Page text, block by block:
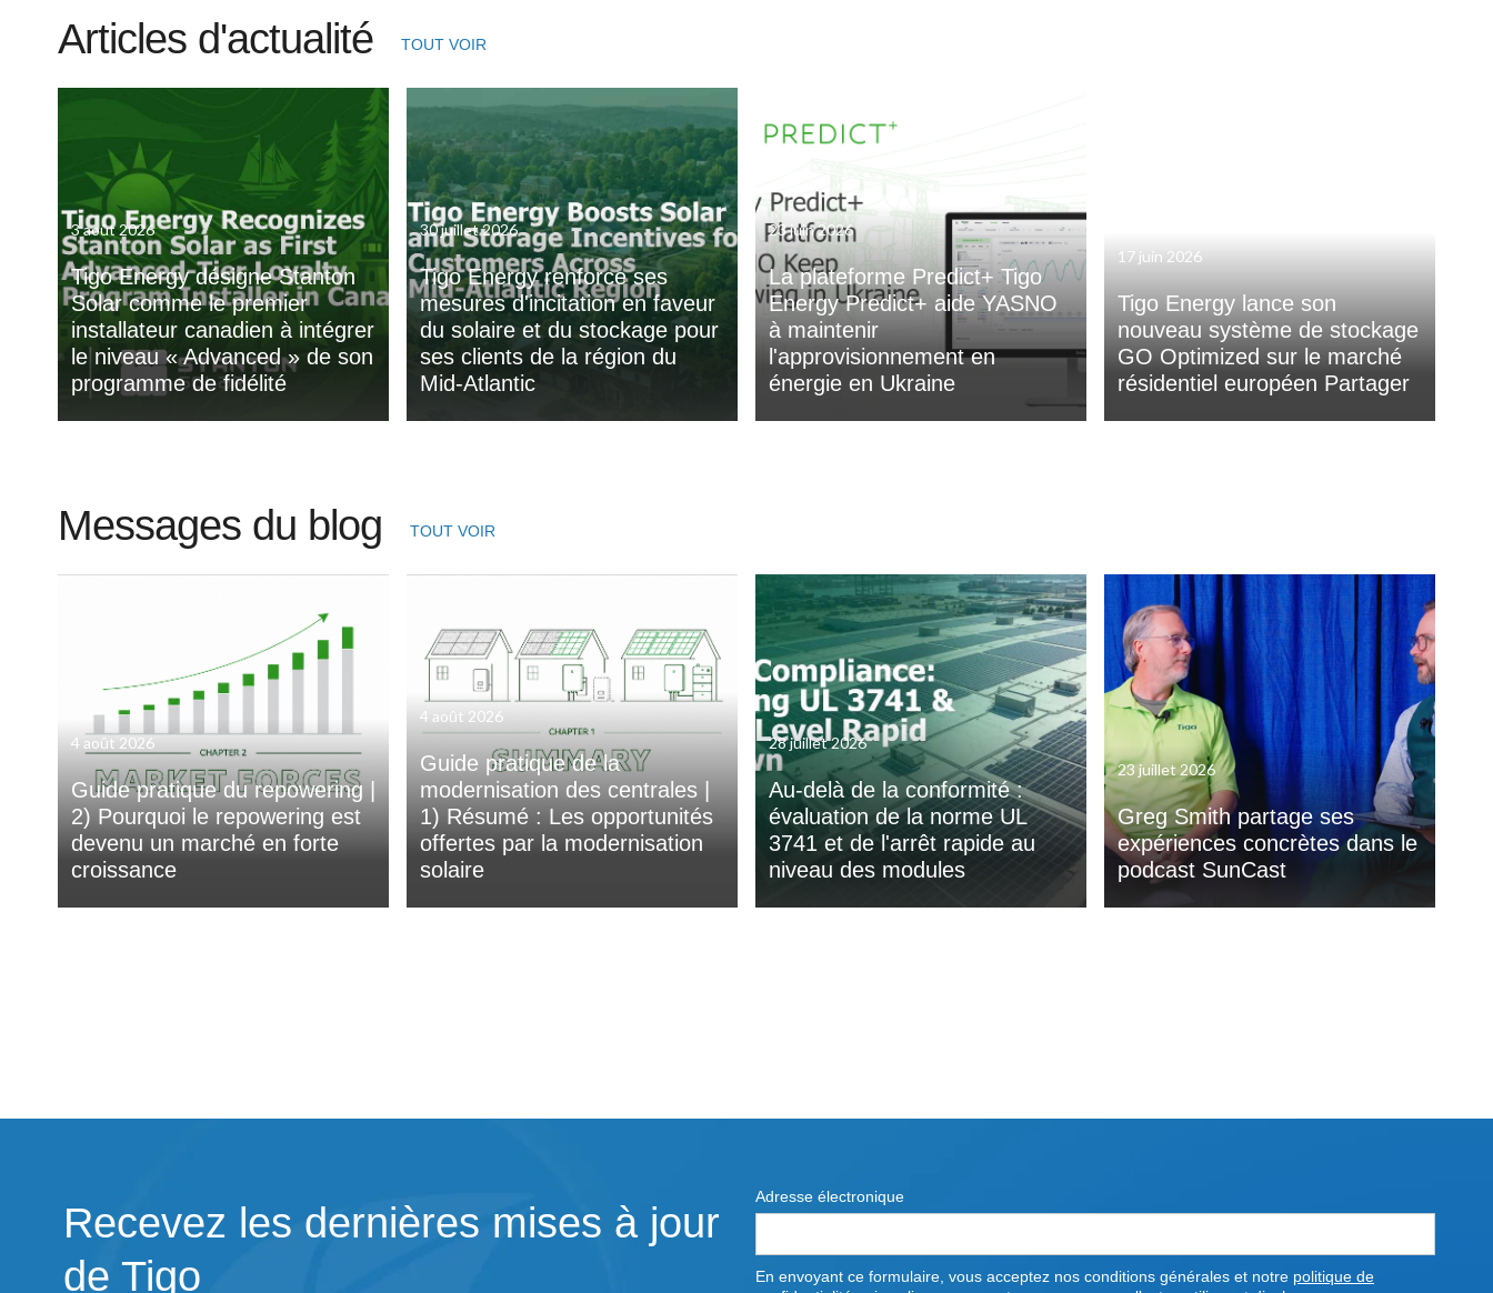
Articles d'actualité TOUT VOIR
3 août 2026
Tigo Energy désigne Stanton
Solar comme le premier
installateur canadien à intégrer
le niveau « Advanced » de son
programme de fidélité
30 juillet 2026
Tigo Energy renforce ses
mesures d'incitation en faveur
du solaire et du stockage pour
ses clients de la région du
Mid-Atlantic
23 juin 2026
La plateforme Predict+ Tigo
Energy Predict+ aide YASNO
à maintenir
l'approvisionnement en
énergie en Ukraine
17 juin 2026
Tigo Energy lance son
nouveau système de stockage
GO Optimized sur le marché
résidentiel européen Partager
Messages du blog TOUT VOIR
4 août 2026
Guide pratique du repowering |
2) Pourquoi le repowering est
devenu un marché en forte
croissance
4 août 2026
Guide pratique de la
modernisation des centrales |
1) Résumé : Les opportunités
offertes par la modernisation
solaire
28 juillet 2026
Au-delà de la conformité :
évaluation de la norme UL
3741 et de l'arrêt rapide au
niveau des modules
23 juillet 2026
Greg Smith partage ses
expériences concrètes dans le
podcast SunCast
Recevez les dernières mises à jour
de Tigo
Adresse électronique
En envoyant ce formulaire, vous acceptez nos conditions générales et notre politique de